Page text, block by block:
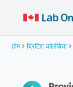
होम ब्रिटिश कोलंबिया